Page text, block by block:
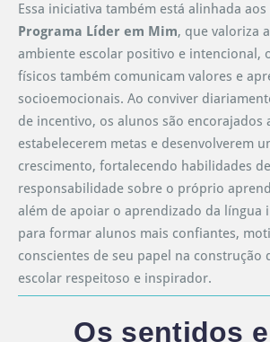
Essa iniciativa também está alinhada
Programa Líder em Mim, que valoriza
ambiente escolar positivo e intencional,
físicos também comunicam valores e
socioemocionais. Ao conviver
de incentivo, os alunos são encorajados
estabelecerem metas e desenvolverem
crescimento, fortalecendo habilidades
responsabilidade sobre o próprio
além de apoiar o aprendizado da língua
para formar alunos mais confiantes,
conscientes de seu papel na construção
escolar respeitoso e inspirador.
Os sentidos